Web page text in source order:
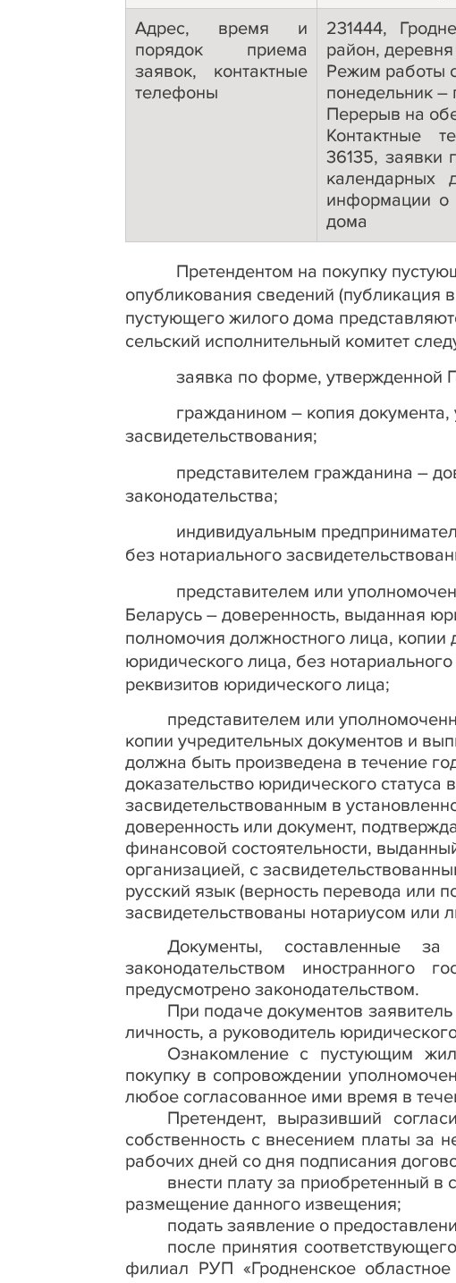
Адрес, время и
порядок приема
заявок, контактные
телефоны
231444,
район,
Режим работы
понедельник –
Перерыв на
Контактные
36135, заявки
календарных
информации о
дома
Претендентом на покупку
опубликования сведений (публикация
пустующего жилого дома
сельский исполнительный комитет
заявка по форме, утвержденной
гражданином – копия
засвидетельствования;
представителем гражданина –
законодательства;
индивидуальным
без нотариального
представителем или
Беларусь – доверенность, выданная
полномочия должностного лица,
юридического лица, без
реквизитов юридического лица;
представителем или
копии учредительных документов и
должна быть произведена в течение
доказательство юридического статуса
засвидетельствованным в
доверенность или документ,
финансовой состоятельности,
организацией, с
русский язык (верность перевода или
засвидетельствованы нотариусом
Документы, составленные
законодательством
предусмотрено законодательством.
При подаче документов
личность, а руководитель
Ознакомление с пустующим
покупку в сопровождении
любое согласованное ими время в
Претендент, выразивший
собственность с внесением платы за
рабочих дней со дня подписания
внести плату за приобретенный в
размещение данного извещения;
подать заявление о
после принятия
филиал РУП «Гродненское